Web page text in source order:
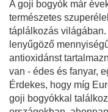
országokban,
fogyasztják őket.
Bővebben